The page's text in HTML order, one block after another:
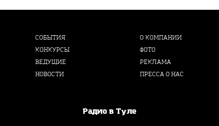
СОБЫТИЯ
КОНКУРСЫ
ВЕДУЩИЕ
НОВОСТИ
О КОМПАНИИ
ФОТО
РЕКЛАМА
ПРЕССА О НАС
Радио в Туле